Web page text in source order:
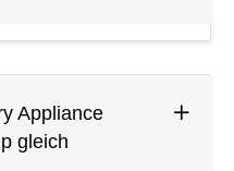
Appliance
gleich